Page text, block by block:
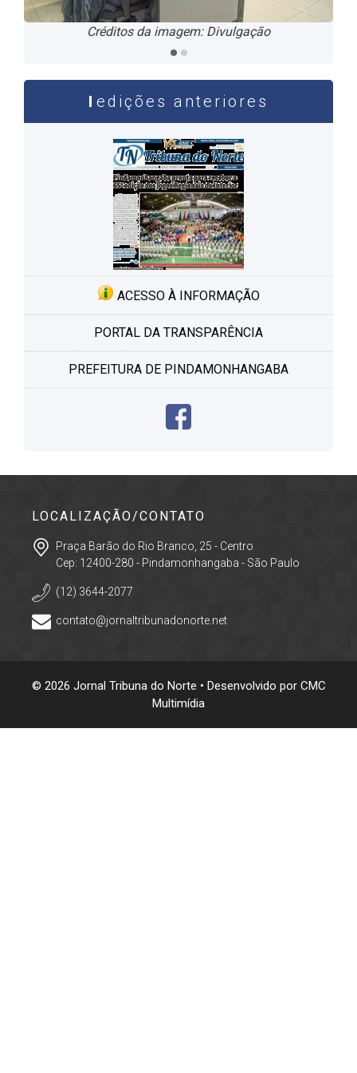
Créditos da imagem: Divulgação
Créditos da imagem: Divulgação
edições anteriores
ACESSO À INFORMAÇÃO
PORTAL DA TRANSPARÊNCIA
PREFEITURA DE PINDAMONHANGABA
LOCALIZAÇÃO/CONTATO
Praça Barão do Rio Branco, 25 - Centro
Cep: 12400-280 - Pindamonhangaba - São Paulo
(12) 3644-2077
contato@jornaltribunadonorte.net
© 2026 Jornal Tribuna do Norte • Desenvolvido por CMC
Multimídia